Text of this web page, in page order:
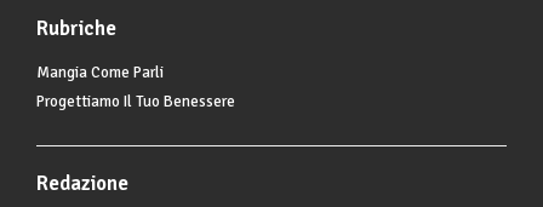
Rubriche
Mangia Come Parli
Progettiamo Il Tuo Benessere
Redazione